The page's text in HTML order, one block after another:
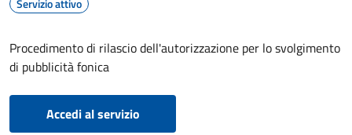
Servizio attivo
Procedimento di rilascio dell'autorizzazione per lo svolgimento
di pubblicità fonica
Accedi al servizio